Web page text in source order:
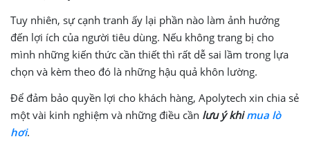
Tuy nhiên, sự cạnh tranh ấy lại phần nào làm ảnh hưởng
đến lợi ích của người tiêu dùng. Nếu không trang bị cho
mình những kiến thức cần thiết thì rất dễ sai lầm trong lựa
chọn và kèm theo đó là những hậu quả khôn lường.
Để đảm bảo quyền lợi cho khách hàng, Apolytech xin chia sẻ
một vài kinh nghiệm và những điều cần lưu ý khimua lò
hơi.